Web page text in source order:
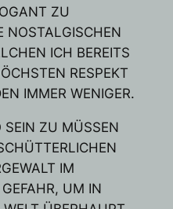
ZU
NOSTALGISCHEN
ICH BEREITS
RESPEKT
IMMER WENIGER.
SEIN ZU MÜSSEN
IM
UM IN